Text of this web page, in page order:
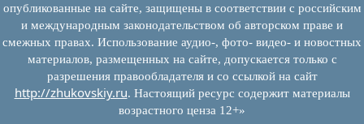
опубликованные на сайте, защищены в соответствии с российским
и международным законодательством об авторском праве и
смежных правах. Использование аудио-, фото- видео- и новостных
материалов, размещенных на сайте, допускается только с
разрешения правообладателя и со ссылкой на сайт
http://zhukovskiy.ru. Настоящий ресурс содержит материалы
возрастного ценза 12+»